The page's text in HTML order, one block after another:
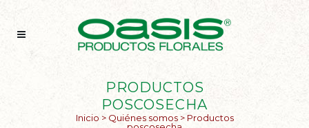
PRODUCTOS
POSCOSECHA
Inicio > Quiénes somos> Productos